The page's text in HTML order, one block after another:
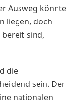
Ausweg könnte
liegen, doch
bereit sind,
die
sein. Der
nationalen